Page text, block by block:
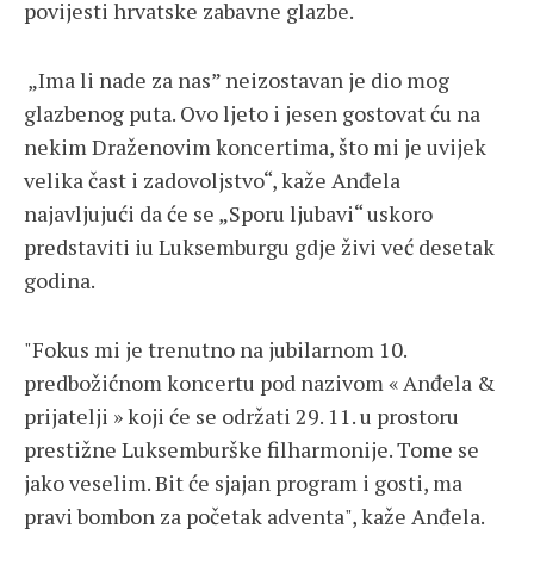
povijesti hrvatske zabavne glazbe.
„Ima li nade za nas” neizostavan je dio mog
glazbenog puta. Ovo ljeto i jesen gostovat ću na
nekim Draženovim koncertima, što mi je uvijek
velika čast i zadovoljstvo“, kaže Anđela
najavljujući da će se „Sporu ljubavi“ uskoro
predstaviti iu Luksemburgu gdje živi već desetak
godina.
"Fokus mi je trenutno na jubilarnom 10.
predbožićnom koncertu pod nazivom « Anđela &
prijatelji » koji će se održati 29. 11. u prostoru
prestižne Luksemburške filharmonije. Tome se
jako veselim. Bit će sjajan program i gosti, ma
pravi bombon za početak adventa", kaže Anđela.